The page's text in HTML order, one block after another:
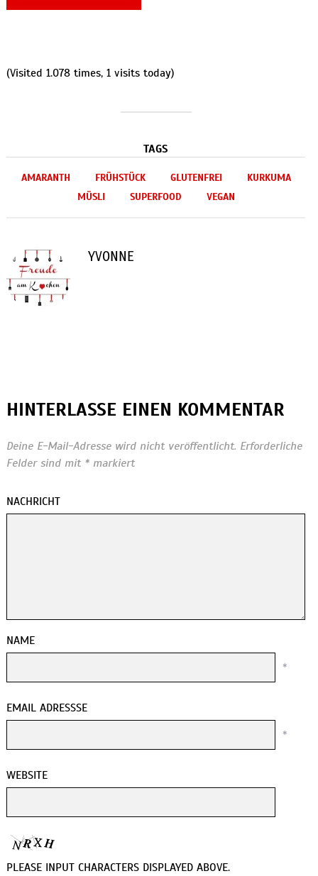
(Visited 1.078 times, 1 visits today)
TAGS
AMARANTH FRÜHSTÜCK GLUTENFREI
KURKUMA
MÜSLI
SUPERFOOD VEGAN
YVONNE
HINTERLASSE EINEN KOMMENTAR
Deine E-Mail-Adresse wird nicht veröffentlicht. Erforderliche
Felder sind mit *markiert
NACHRICHT
NAME
*
EMAIL ADRESSSE
*
WEBSITE
PLEASE INPUT CHARACTERS DISPLAYED ABOVE.